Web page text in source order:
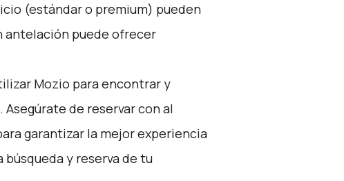
(estándar o premium) pueden
antelación puede ofrecer
Mozio para encontrar y
de reservar con al
garantizar la mejor experiencia
y reserva de tu